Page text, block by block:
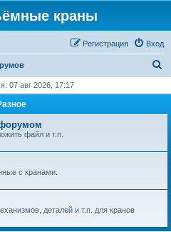
краны
Вход
Регистрация
с
07 авг 2026, 17:17
файл и т.п.
с кранами.
деталей и т.п. для кранов